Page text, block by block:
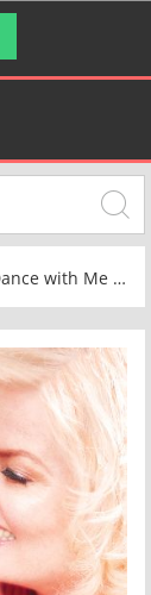
Hi-Res] (2020) FLAC